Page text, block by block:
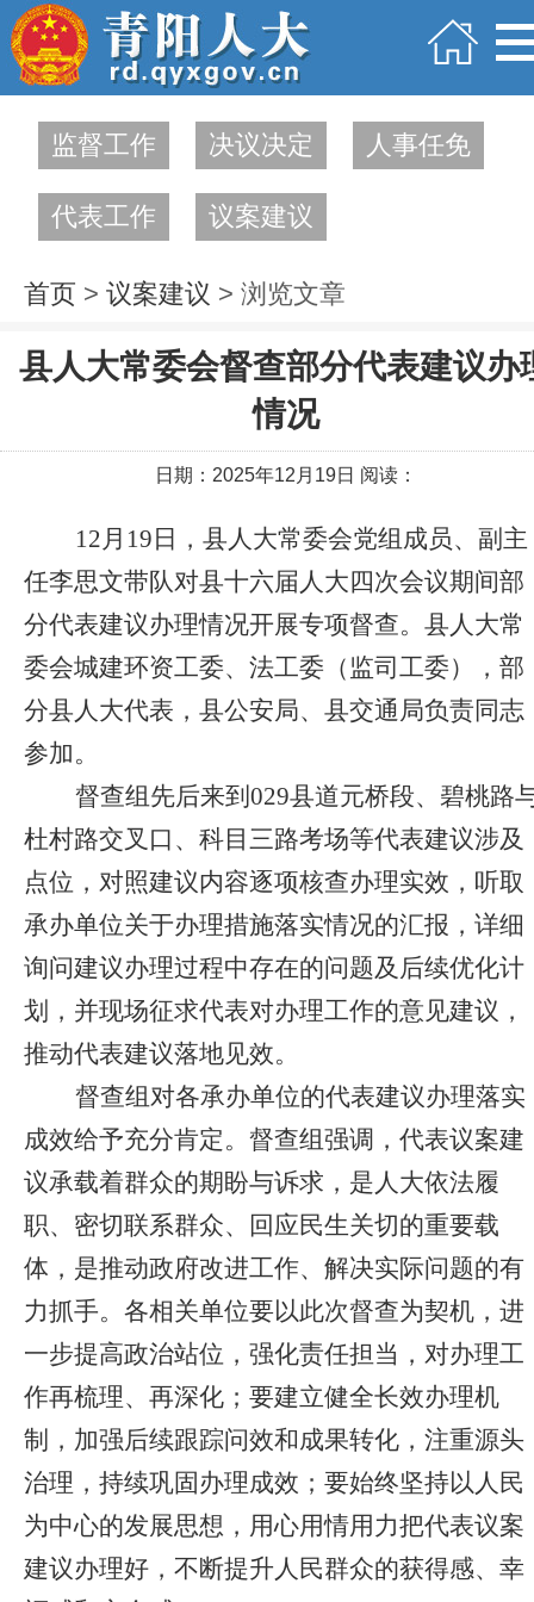
监督工作 决议决定 人事任免
代表工作 议案建议
首页 > 议案建议 > 浏览文章
县人大常委会督查部分代表建议办
情况
日期：2025年12月19日 阅读：
12月19日，县人大常委会党组成员、副主
任李思文带队对县十六届人大四次会议期间部
分代表建议办理情况开展专项督查。县人大常
委会城建环资工委、法工委（监司工委），部
分县人大代表，县公安局、县交通局负责同志
参加。
督查组先后来到029县道元桥段、碧桃路
杜村路交叉口、科目三路考场等代表建议涉及
点位，对照建议内容逐项核查办理实效，听取
承办单位关于办理措施落实情况的汇报，详细
询问建议办理过程中存在的问题及后续优化计
划，并现场征求代表对办理工作的意见建议，
推动代表建议落地见效。
督查组对各承办单位的代表建议办理落实
成效给予充分肯定。督查组强调，代表议案建
议承载着群众的期盼与诉求，是人大依法履
职、密切联系群众、回应民生关切的重要载
体，是推动政府改进工作、解决实际问题的有
力抓手。各相关单位要以此次督查为契机，进
一步提高政治站位，强化责任担当，对办理工
作再梳理、再深化；要建立健全长效办理机
制，加强后续跟踪问效和成果转化，注重源头
治理，持续巩固办理成效；要始终坚持以人民
为中心的发展思想，用心用情用力把代表议案
建议办理好，不断提升人民群众的获得感、幸